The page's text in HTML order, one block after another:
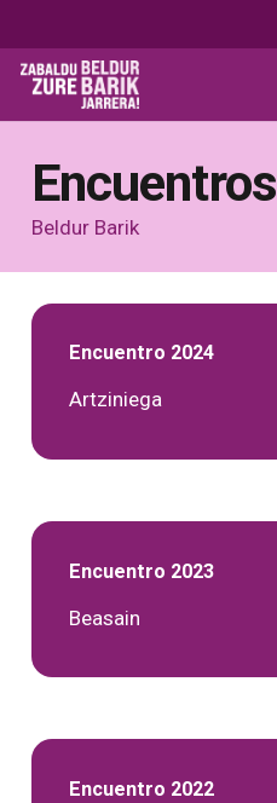
Encuentros
Beldur Barik
Encuentro 2024
Artziniega
Encuentro 2023
Beasain
Encuentro 2022